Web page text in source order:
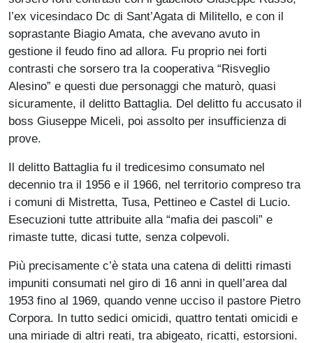
l’ex vicesindaco Dc di Sant’Agata di Militello, e con il
soprastante Biagio Amata, che avevano avuto in
gestione il feudo fino ad allora. Fu proprio nei forti
contrasti che sorsero tra la cooperativa “Risveglio
Alesino” e questi due personaggi che maturò, quasi
sicuramente, il delitto Battaglia. Del delitto fu accusato il
boss Giuseppe Miceli, poi assolto per insufficienza di
prove.
Il delitto Battaglia fu il tredicesimo consumato nel
decennio tra il 1956 e il 1966, nel territorio compreso tra
i comuni di Mistretta, Tusa, Pettineo e Castel di Lucio.
Esecuzioni tutte attribuite alla “mafia dei pascoli” e
rimaste tutte, dicasi tutte, senza colpevoli.
Più precisamente c’è stata una catena di delitti rimasti
impuniti consumati nel giro di 16 anni in quell’area dal
1953 fino al 1969, quando venne ucciso il pastore Pietro
Corpora. In tutto sedici omicidi, quattro tentati omicidi e
una miriade di altri reati, tra abigeato, ricatti, estorsioni.